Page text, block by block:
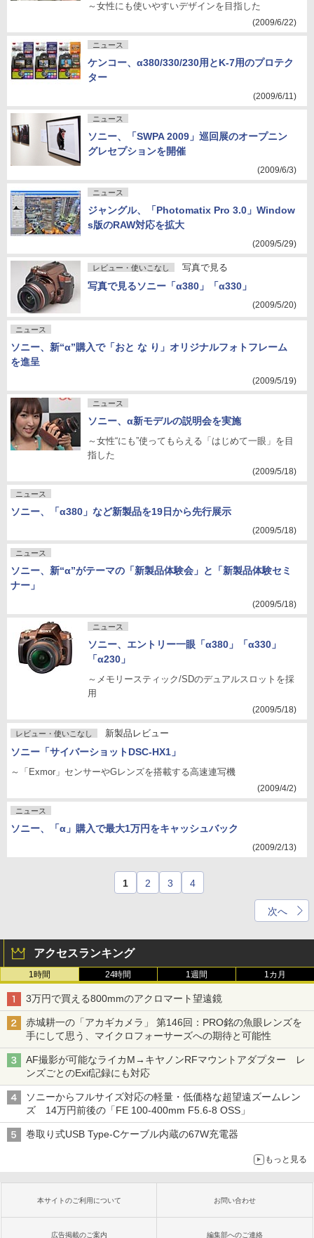
～女性にも使いやすいデザインを目指した
(2009/6/22)
ニュース
ケンコー、α380/330/230用とK-7用のプロテク
ター
(2009/6/11)
ニュース
ソニー、「SWPA 2009」巡回展のオープニン
グレセプションを開催
(2009/6/3)
ニュース
ジャングル、「Photomatix Pro 3.0」Window
s版のRAW対応を拡大
(2009/5/29)
レビュー・使いこなし 写真で見る
写真で見るソニー「α380」「α330」
(2009/5/20)
ニュース
ソニー、新“α”購入で「おと な り」オリジナルフォトフレーム
を進呈
(2009/5/19)
ニュース
ソニー、α新モデルの説明会を実施
～女性“にも”使ってもらえる「はじめて一眼」を目
指した
(2009/5/18)
ニュース
ソニー、「α380」など新製品を19日から先行展示
(2009/5/18)
ニュース
ソニー、新“α”がテーマの「新製品体験会」と「新製品体験セミ
ナー」
(2009/5/18)
ニュース
ソニー、エントリー一眼「α380」「α330」
「α230」
～メモリースティック/SDのデュアルスロットを採
用
(2009/5/18)
レビュー・使いこなし 新製品レビュー
ソニー「サイバーショットDSC-HX1」
～「Exmor」センサーやGレンズを搭載する高速連写機
(2009/4/2)
ニュース
ソニー、「α」購入で最大1万円をキャッシュバック
(2009/2/13)
1 2 3 4
次へ
アクセスランキング
1時間 24時間 1週間 1カ月
3万円で買える800mmのアクロマート望遠鏡
赤城耕一の「アカギカメラ」 第146回：PRO銘の魚眼レンズを
手にして思う、マイクロフォーサーズへの期待と可能性
AF撮影が可能なライカM→キヤノンRFマウントアダプター レ
ンズごとのExif記録にも対応
ソニーからフルサイズ対応の軽量・低価格な超望遠ズームレン
ズ 14万円前後の「FE 100-400mm F5.6-8 OSS」
巻取り式USB Type-Cケーブル内蔵の67W充電器
もっと見る
本サイトのご利用について お問い合わせ
広告掲載のご案内 編集部へのご連絡